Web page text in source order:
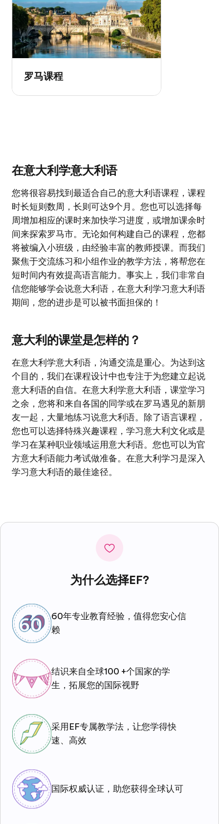
罗马课程
在意大利学意大利语
您将很容易找到最适合自己的意大利语课程，课程
时长短则数周，长则可达9个月。您也可以选择每
周增加相应的课时来加快学习进度，或增加课余时
间来探索罗马市。无论如何构建自己的课程，您都
将被编入小班级，由经验丰富的教师授课。而我们
聚焦于交流练习和小组作业的教学方法，将帮您在
短时间内有效提高语言能力。事实上，我们非常自
信您能够学会说意大利语，在意大利学习意大利语
期间，您的进步是可以被书面担保的！
意大利的课堂是怎样的？
在意大利学意大利语，沟通交流是重心。为达到这
个目的，我们在课程设计中也专注于为您建立起说
意大利语的自信。在意大利学意大利语，课堂学习
之余，您将和来自各国的同学或在罗马遇见的新朋
友一起，大量地练习说意大利语。除了语言课程，
您也可以选择特殊兴趣课程，学习意大利文化或是
学习在某种职业领域运用意大利语。您也可以为官
方意大利语能力考试做准备。在意大利学习是深入
学习意大利语的最佳途径。
为什么选择EF?
60年专业教育经验，值得您安心信
赖
结识来自全球100 +个国家的学
生，拓展您的国际视野
采用EF专属教学法，让您学得快
速、高效
国际权威认证，助您获得全球认可